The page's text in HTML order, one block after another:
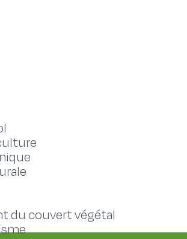
du couvert végétal